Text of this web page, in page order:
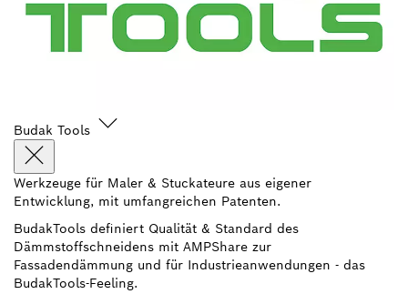
Budak Tools
Werkzeuge für Maler & Stuckateure aus eigener
Entwicklung, mit umfangreichen Patenten.
BudakTools definiert Qualität & Standard des
Dämmstoffschneidens mit AMPShare zur
Fassadendämmung und für Industrieanwendungen - das
BudakTools-Feeling.